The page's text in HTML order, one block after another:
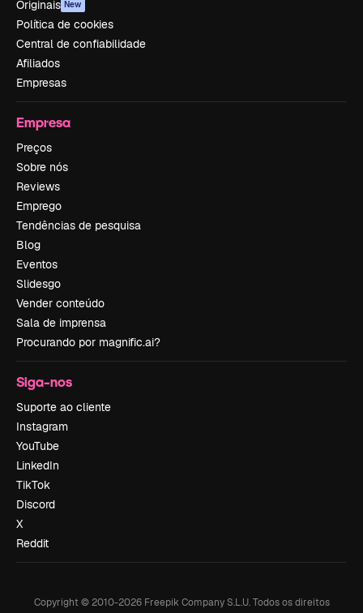
Originais New
Política de cookies
Central de confiabilidade
Afiliados
Empresas
Empresa
Preços
Sobre nós
Reviews
Emprego
Tendências de pesquisa
Blog
Eventos
Slidesgo
Vender conteúdo
Sala de imprensa
Procurando por magnific.ai?
Siga-nos
Suporte ao cliente
Instagram
YouTube
LinkedIn
TikTok
Discord
X
Reddit
Copyright © 2010-2026Freepik Company S.L.U. Todos os direitos